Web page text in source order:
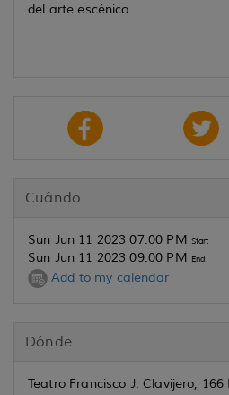
del arte escénico.
Cuándo
Sun Jun 11 2023 07:00 PM Start
Sun Jun 11 2023 09:00 PM End
Add to my calendar
Dónde
Teatro Francisco J. Clavijero,